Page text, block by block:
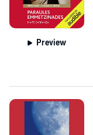
Preview